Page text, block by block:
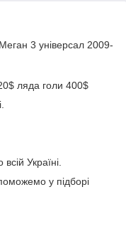
3 універсал 2009-
ляда голи 400$
Україні.
у підборі